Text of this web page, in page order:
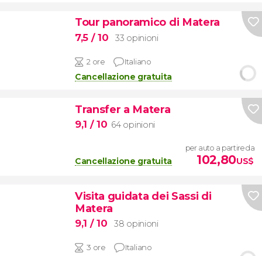
Tour panoramico di Matera
7,5 / 10 33 opinioni
2 ore Italiano
Cancellazione gratuita
Transfer a Matera
9,1 / 10 64 opinioni
Cancellazione gratuita
per auto a partire da
102,80US$
Visita guidata dei Sassi di
Matera
9,1 / 10 38 opinioni
3 ore Italiano